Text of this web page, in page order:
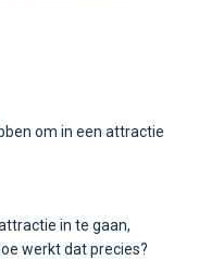
om in een attractie
in te gaan,
werkt dat precies?